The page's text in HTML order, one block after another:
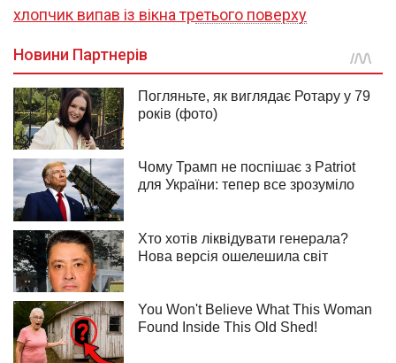
хлопчик випав із вікна третього поверху